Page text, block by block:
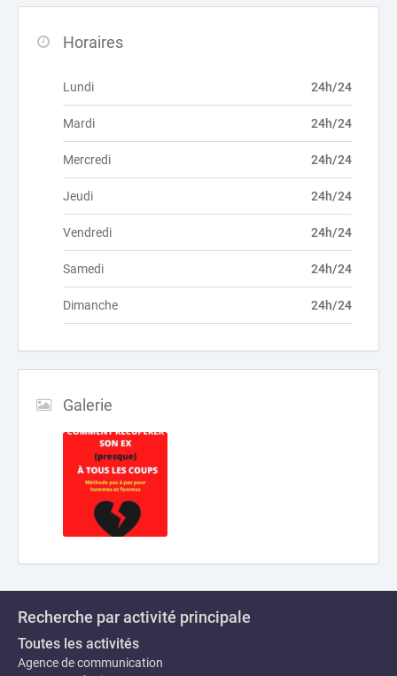
Horaires
Lundi 24h/24
Mardi 24h/24
Mercredi 24h/24
Jeudi 24h/24
Vendredi 24h/24
Samedi 24h/24
Dimanche 24h/24
Galerie
Recherche par activité principale
Toutes les activités
Agence de communication